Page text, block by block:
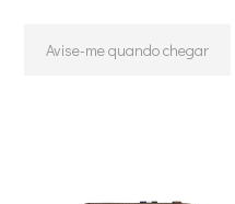
Avise-me quando chegar